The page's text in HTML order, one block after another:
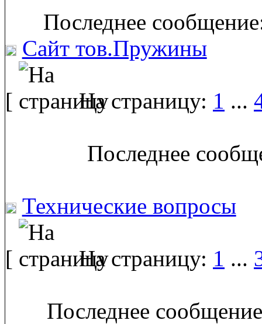
Последнее
Сайт тов.Пружины
[ На страницу: 1 ...
Последнее
Технические вопросы
[ На страницу: 1 ...
Последнее